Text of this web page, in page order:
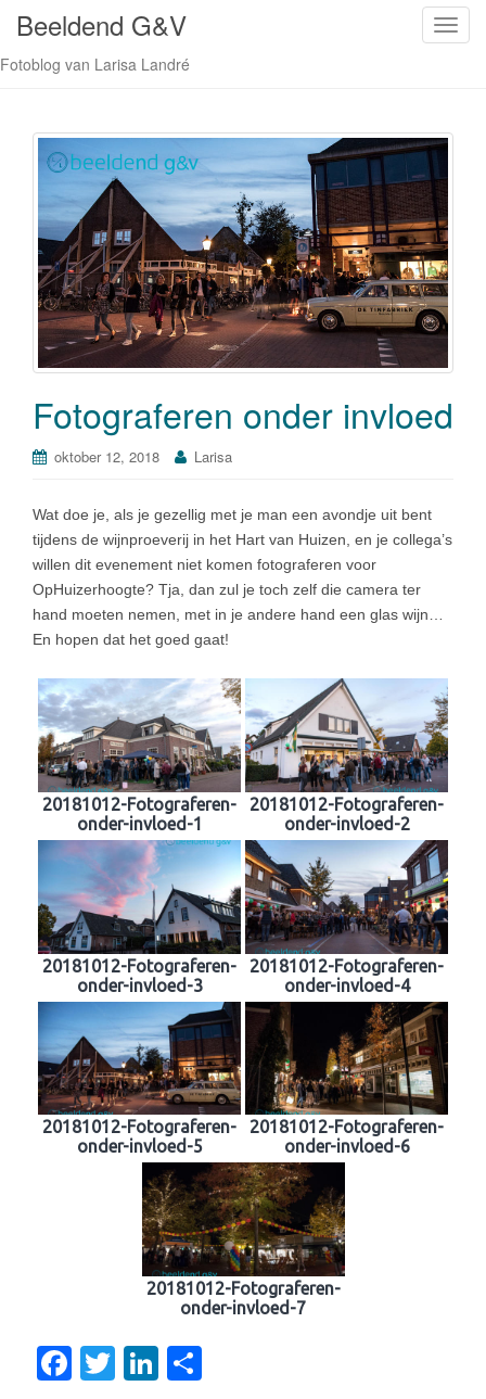
S
k
e
l
a
v
i
g
a
i
e
Beeldend G&V
Fotoblog van Larisa Landré
Fotograferen onder invloed
oktober 12, 2018 Larisa
Wat doe je, als je gezellig met je man een avondje uit bent
tijdens de wijnproeverij in het Hart van Huizen, en je collega’s
willen dit evenement niet komen fotograferen voor
OpHuizerhoogte? Tja, dan zul je toch zelf die camera ter
hand moeten nemen, met in je andere hand een glas wijn…
En hopen dat het goed gaat!
20181012-Fotograferen-
onder-invloed-1
20181012-Fotograferen-
onder-invloed-2
20181012-Fotograferen-
onder-invloed-3
20181012-Fotograferen-
onder-invloed-4
20181012-Fotograferen-
onder-invloed-5
20181012-Fotograferen-
onder-invloed-6
20181012-Fotograferen-
onder-invloed-7
F
T
Li